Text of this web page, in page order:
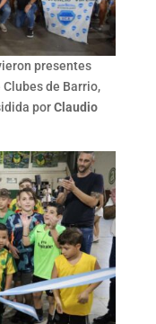
presentes
de Barrio,
porClaudio